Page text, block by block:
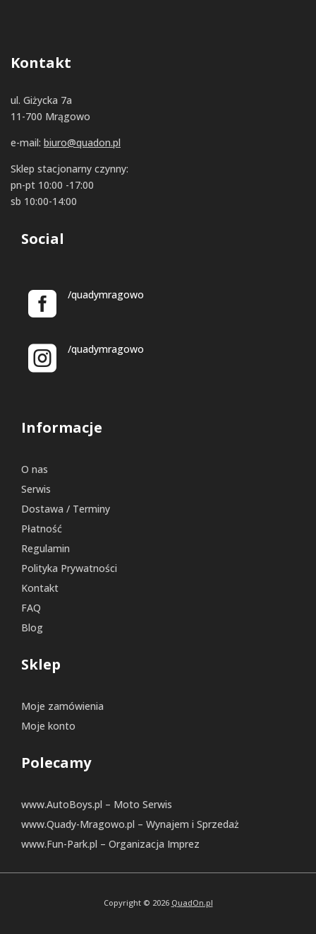
Kontakt
ul. Giżycka 7a
11-700 Mrągowo
e-mail: biuro@quadon.pl
Sklep stacjonarny czynny:
pn-pt 10:00 -17:00
sb 10:00-14:00
Social
/quadymragowo
/quadymragowo
Informacje
O nas
Serwis
Dostawa / Terminy
Płatność
Regulamin
Polityka Prywatności
Kontakt
FAQ
Blog
Sklep
Moje zamówienia
Moje konto
Polecamy
www.AutoBoys.pl – Moto Serwis
www.Quady-Mragowo.pl – Wynajem i Sprzedaż
www.Fun-Park.pl – Organizacja Imprez
Copyright © 2026 QuadOn.pl